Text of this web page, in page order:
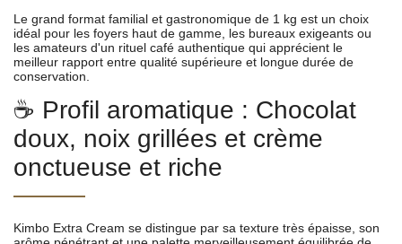
Le grand format familial et gastronomique de 1 kg est un choix
idéal pour les foyers haut de gamme, les bureaux exigeants ou
les amateurs d'un rituel café authentique qui apprécient le
meilleur rapport entre qualité supérieure et longue durée de
conservation.
☕ Profil aromatique : Chocolat
doux, noix grillées et crème
onctueuse et riche
Kimbo Extra Cream se distingue par sa texture très épaisse, son